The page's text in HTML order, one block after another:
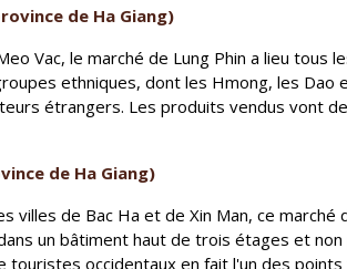
de Ha Giang)
Vac, le marché de Lung Phin a lieu tous
ethniques, dont les Hmong, les
étrangers. Les produits vendus vont
de Ha Giang)
villes de Bac Ha et de Xin Man, ce
un bâtiment haut de trois étages et
touristes occidentaux en fait l'un des